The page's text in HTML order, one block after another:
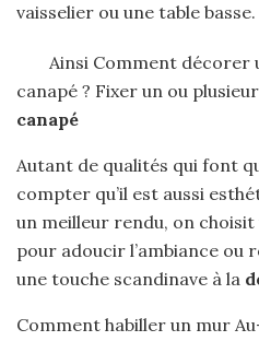
vaisselier ou une table basse.
Ainsi Comment décorer
canapé ? Fixer un ou
canapé
Autant de qualités qui font
compter qu’il est aussi
un meilleur rendu, on
pour adoucir l’ambiance
une touche scandinave à la
Comment habiller un mur